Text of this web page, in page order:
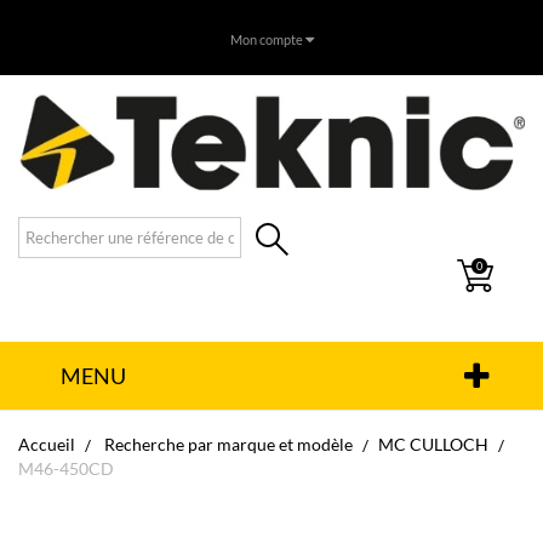
Mon compte
0
MENU
Accueil Recherche par marque et modèle
MC CULLOCH
M46-450CD